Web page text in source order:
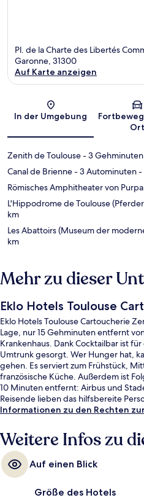
Pl. de la Charte des Libertés
Garonne, 31300
Auf Karte anzeigen
In der Umgebung
Ort
Zenith de Toulouse- 3 Gehminuten
Canal de Brienne- 3 Autominuten-
Römisches Amphitheater von
L'Hippodrome de Toulouse
km
Les Abattoirs (Museum der
km
Mehr zu dieser
Eklo Hotels Toulouse
Eklo Hotels Toulouse Cartoucherie
Lage, nur 15 Gehminuten entfernt
Krankenhaus. Dank Cocktailbar ist
Umtrunk gesorgt. Wer Hunger hat,
gehen. Es serviert zum Frühstück,
französische Küche. Außerdem ist
10 Minuten entfernt: Airbus und
Reisende lieben das hilfsbereite
Verkehrsmittel sind nur einen kurzen
zur Straßenbahnhaltestelle Zénith 5
Informationen zu den Rechten
Weitere Infos zu
Auf einen Blick
Größe des Hotels